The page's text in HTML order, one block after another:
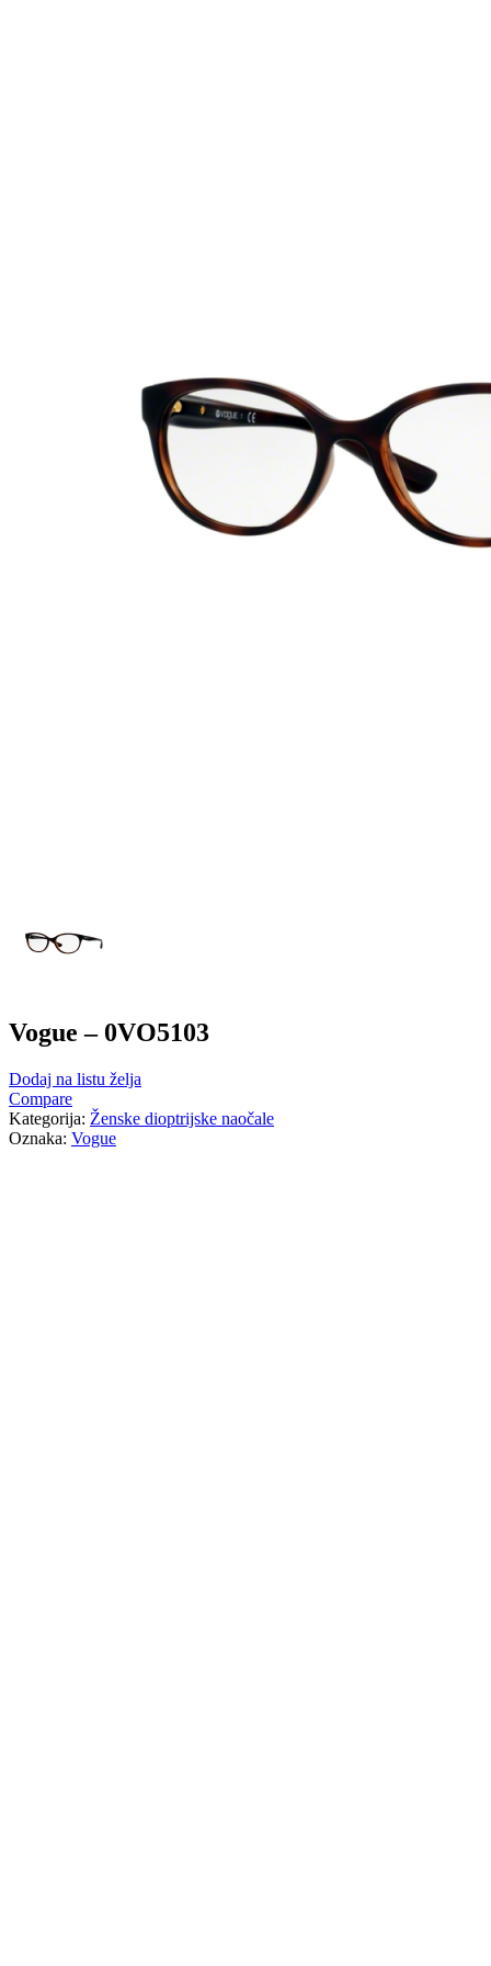
Vogue – 0VO5103
Dodaj na listu želja
Compare
Kategorija: Ženske dioptrijske naočale
Oznaka: Vogue